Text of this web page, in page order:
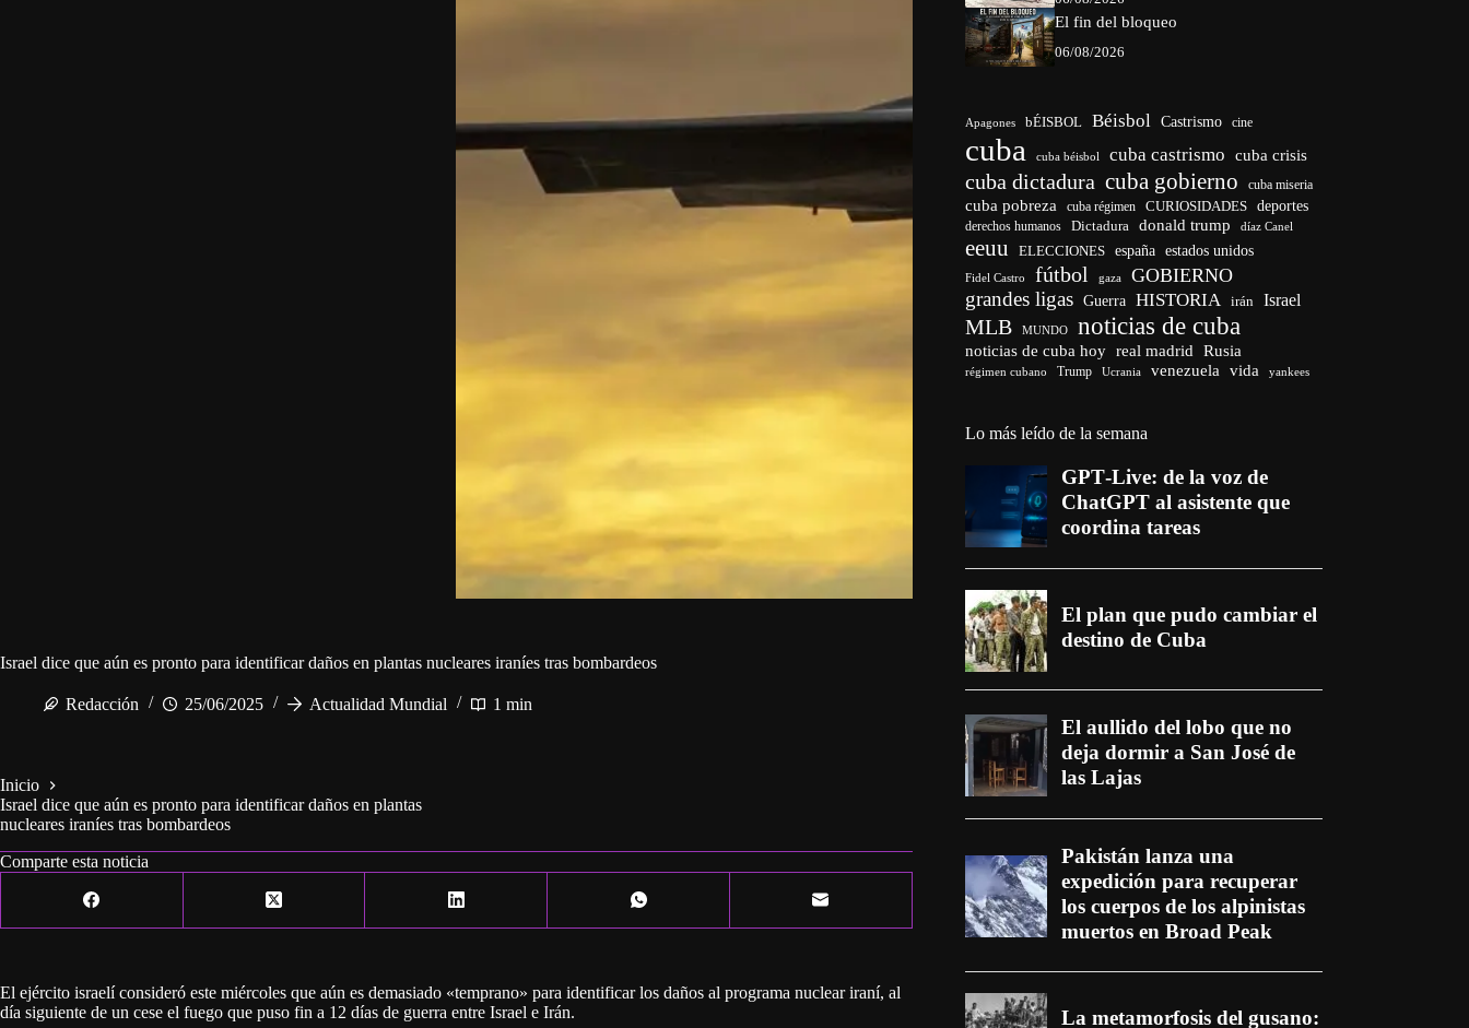
Israel dice que aún es pronto para identificar daños en plantas nucleares iraníes tras bombardeos
Redacción 25/06/2025 Actualidad Mundial 1 min
Inicio
Israel dice que aún es pronto para identificar daños en plantas
nucleares iraníes tras bombardeos
Comparte esta noticia
El ejército israelí consideró este miércoles que aún es demasiado «temprano» para identificar los daños al programa nuclear iraní, al
día siguiente de un cese el fuego que puso fin a 12 días de guerra entre Israel e Irán.
El fin del bloqueo
06/08/2026
Apagones bÉISBOL Béisbol Castrismo cine
cuba cuba béisbol cuba castrismo cuba crisis
cuba dictadura cuba gobierno cuba miseria
cuba pobreza cuba régimen CURIOSIDADES deportes
derechos humanos Dictadura donald trump díaz Canel
eeuu ELECCIONES españa estados unidos
Fidel Castro fútbol gaza GOBIERNO
grandes ligas Guerra HISTORIA irán Israel
MLB MUNDO noticias de cuba
noticias de cuba hoy real madrid Rusia
régimen cubano Trump Ucrania venezuela vida yankees
Lo más leído de la semana